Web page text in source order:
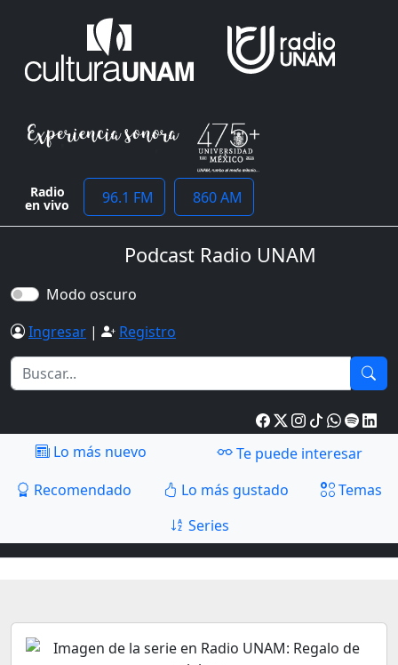
Radio
en vivo 96.1 FM 860 AM
Podcast Radio UNAM
Modo oscuro
Ingresar | Registro
Lo más nuevo
Te puede interesar
Recomendado
Lo más gustado
Temas
Series